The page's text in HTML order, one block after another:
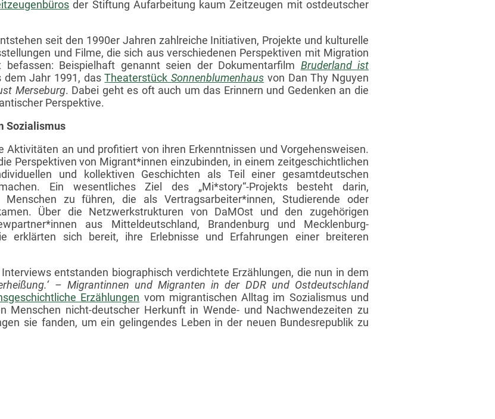
der Stiftung Aufarbeitung kaum Zeitzeugen mit ostdeutscher
seit den 1990er Jahren zahlreiche Initiativen, Projekte und kulturelle
und Filme, die sich aus verschiedenen Perspektiven mit Migration
Beispielhaft genannt seien der Dokumentarfilm Bruderland ist
dem Jahr 1991, dasTheaterstückSonnenblumenhaus von Dan Thy Nguyen
Merseburg. Dabei geht es oft auch um das Erinnern und Gedenken an die
Perspektive.
Sozialismus
Aktivitäten an und profitiert von ihren Erkenntnissen und Vorgehensweisen.
Perspektiven von Migrant*innen einzubinden, in einem zeitgeschichtlichen
und kollektiven Geschichten als Teil einer gesamtdeutschen
Ein wesentliches Ziel des „Mi*story“-Projekts besteht darin,
Menschen zu führen, die als Vertragsarbeiter*innen, Studierende oder
Über die Netzwerkstrukturen von ­DaMOst und den zugehörigen
aus Mitteldeutschland, Brandenburg und Mecklenburg-
erklärten sich bereit, ihre Erlebnisse und Erfahrungen einer breiteren
entstanden biographisch verdichtete Erzählungen, die nun in dem
– Migrantinnen und Migranten in der DDR und Ostdeutschland
Erzählungen vom migrantischen Alltag im Sozialismus und
Menschen nicht-deutscher Herkunft in Wende- und Nachwendezeiten zu
sie fanden, um ein gelingendes Leben in der neuen Bundesrepublik zu